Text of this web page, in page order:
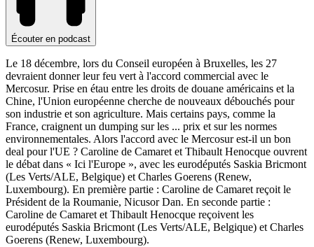
Écouter en podcast
Le 18 décembre, lors du Conseil européen à Bruxelles, les 27
devraient donner leur feu vert à l'accord commercial avec le
Mercosur. Prise en étau entre les droits de douane américains et la
Chine, l'Union européenne cherche de nouveaux débouchés pour
son industrie et son agriculture. Mais certains pays, comme la
France, craignent un dumping sur les ... prix et sur les normes
environnementales. Alors l'accord avec le Mercosur est-il un bon
deal pour l'UE ? Caroline de Camaret et Thibault Henocque ouvrent
le débat dans « Ici l'Europe », avec les eurodéputés Saskia Bricmont
(Les Verts/ALE, Belgique) et Charles Goerens (Renew,
Luxembourg). En première partie : Caroline de Camaret reçoit le
Président de la Roumanie, Nicusor Dan. En seconde partie :
Caroline de Camaret et Thibault Henocque reçoivent les
eurodéputés Saskia Bricmont (Les Verts/ALE, Belgique) et Charles
Goerens (Renew, Luxembourg).